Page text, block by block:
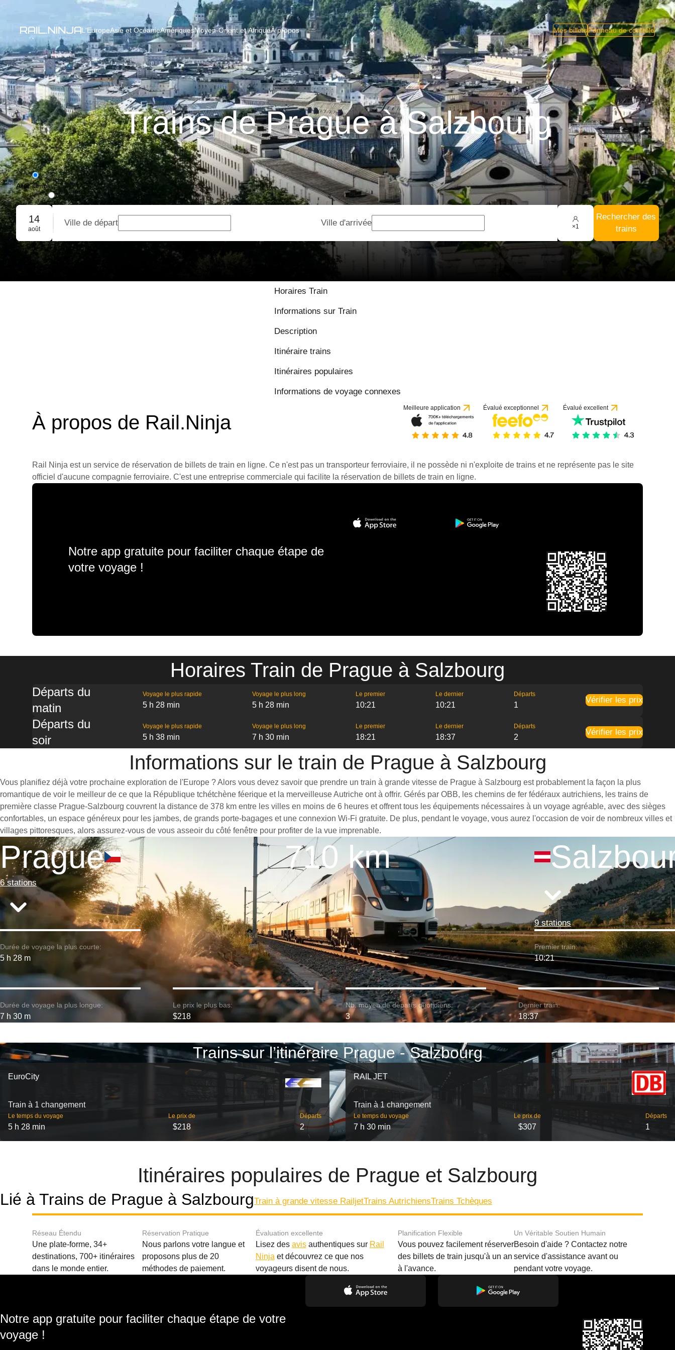
L'EuropeAsie et OcéanieAmériquesMoyen-Orient et AfriqueÀ propos Mes billetsPanneau de contrôle
Trains de Prague à Salzbourg
Aller simple
Aller-retour
Réservation de groupe
14
août
Ville de départ Ville d'arrivée ×1
Rechercher des
trains
Horaires Train
Informations sur Train
Description
Itinéraire trains
Itinéraires populaires
Informations de voyage connexes
À propos de Rail.Ninja
Meilleure application Évalué exceptionnel Évalué excellent
Rail Ninja est un service de réservation de billets de train en ligne. Ce n'est pas un transporteur ferroviaire, il ne possède ni n'exploite de trains et ne représente pas le site
officiel d'aucune compagnie ferroviaire. C'est une entreprise commerciale qui facilite la réservation de billets de train en ligne.
Notre app gratuite pour faciliter chaque étape de
votre voyage !
Horaires Train de Prague à Salzbourg
Départs du
matin
Voyage le plus rapide
5 h 28 min
Voyage le plus long
5 h 28 min
Le premier
10:21
Le dernier
10:21
Départs
1
Vérifier les prix
Départs du
soir
Voyage le plus rapide
5 h 38 min
Voyage le plus long
7 h 30 min
Le premier
18:21
Le dernier
18:37
Départs
2
Vérifier les prix
Informations sur le train de Prague à Salzbourg
Vous planifiez déjà votre prochaine exploration de l'Europe ? Alors vous devez savoir que prendre un train à grande vitesse de Prague à Salzbourg est probablement la façon la plus
romantique de voir le meilleur de ce que la République tchétchène féerique et la merveilleuse Autriche ont à offrir. Gérés par OBB, les chemins de fer fédéraux autrichiens, les trains de
première classe Prague-Salzbourg couvrent la distance de 378 km entre les villes en moins de 6 heures et offrent tous les équipements nécessaires à un voyage agréable, avec des sièges
confortables, un espace généreux pour les jambes, de grands porte-bagages et une connexion Wi-Fi gratuite. De plus, pendant le voyage, vous aurez l'occasion de voir de nombreux villes et
villages pittoresques, alors assurez-vous de vous asseoir du côté fenêtre pour profiter de la vue imprenable.
Prague
6 stations
710 km
9 stations
Durée de voyage la plus courte:
5 h 28 m
Premier train:
10:21
Durée de voyage la plus longue:
7 h 30 m
Le prix le plus bas:
$218
Nb. moyen de départs quotidiens:
3
Dernier train:
18:37
Trains sur l’itinéraire Prague - Salzbourg
EuroCity
Train à 1 changement
Le temps du voyage
5 h 28 min
Le prix de
$218
Départs
2
RAIL JET
Train à 1 changement
Le temps du voyage
7 h 30 min
Le prix de
$307
Départs
1
Itinéraires populaires de Prague et Salzbourg
9 / 10 basé sur 58 avis
Lié à Trains de Prague à SalzbourgTrain à grande vitesse RailjetTrains AutrichiensTrains Tchèques
Réseau Étendu
Une plate-forme, 34+
destinations, 700+ itinéraires
dans le monde entier.
Réservation Pratique
Nous parlons votre langue et
proposons plus de 20
méthodes de paiement.
Évaluation excellente
Lisez des avisauthentiques sur Rail
Ninja et découvrez ce que nos
voyageurs disent de nous.
Planification Flexible
Vous pouvez facilement réserver
des billets de train jusqu'à un an
à l'avance.
Un Véritable Soutien Humain
Besoin d'aide ? Contactez notre
service d'assistance avant ou
pendant votre voyage.
Notre app gratuite pour faciliter chaque étape de votre
voyage !